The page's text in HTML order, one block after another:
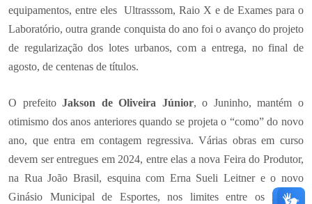
equipamentos, entre eles Ultrasssom, Raio X e de Exames para o
Laboratório, outra grande conquista do ano foi o avanço do projeto
de regularização dos lotes urbanos, com a entrega, no final de
agosto, de centenas de títulos.
O prefeitoJakson de Oliveira Júnior, o Juninho, mantém o
otimismo dos anos anteriores quando se projeta o “como” do novo
ano, que entra em contagem regressiva. Várias obras em curso
devem ser entregues em 2024, entre elas a nova Feira do Produtor,
na Rua João Brasil, esquina com Erna Sueli Leitner e o novo
Ginásio Municipal de Esportes, nos limites entre os Bairros